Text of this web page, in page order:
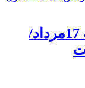
قیمت طلای 18عیار امروز شنبه 17مرداد/